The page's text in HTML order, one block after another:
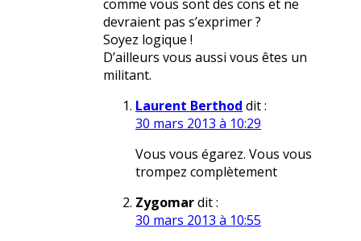
comme vous sont des cons et ne
devraient pas s’exprimer ?
Soyez logique !
D’ailleurs vous aussi vous êtes un
militant.
Laurent Berthod dit :
30 mars 2013 à 10:29
Vous vous égarez. Vous vous
trompez complètement
Zygomardit :
30 mars 2013 à 10:55